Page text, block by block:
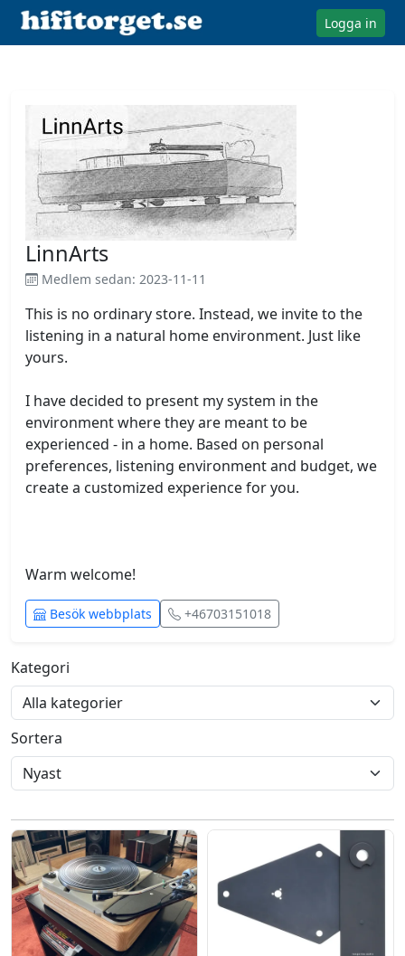
Logga in
LinnArts
Medlem sedan: 2023-11-11
This is no ordinary store. Instead, we invite to the
listening in a natural home environment. Just like
yours.
I have decided to present my system in the
environment where they are meant to be
experienced - in a home. Based on personal
preferences, listening environment and budget, we
create a customized experience for you.
Warm welcome!
Besök webbplats +46703151018
Kategori
Sortera